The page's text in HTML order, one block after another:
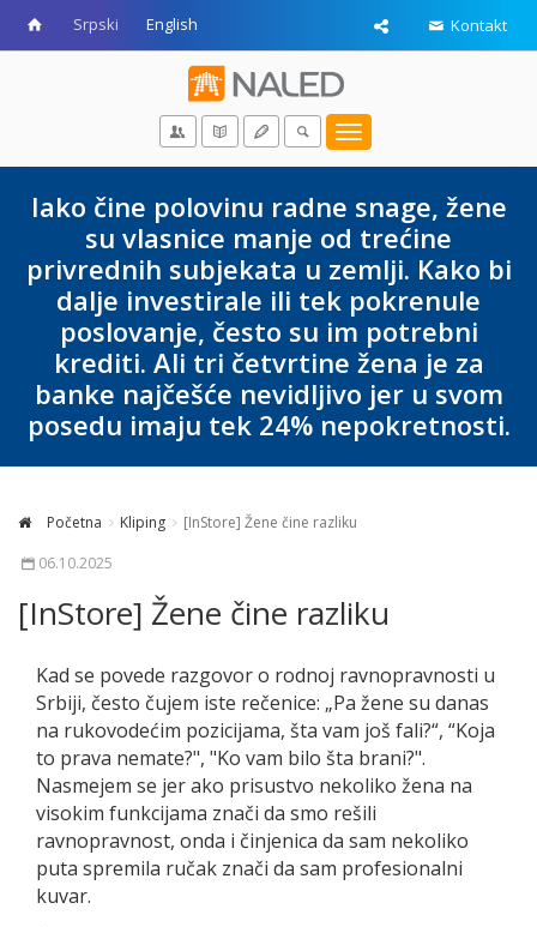
Srpski English Kontakt
Toggle
navigation
Iako čine polovinu radne snage, žene
su vlasnice manje od trećine
privrednih subjekata u zemlji. Kako bi
dalje investirale ili tek pokrenule
poslovanje, često su im potrebni
krediti. Ali tri četvrtine žena je za
banke najčešće nevidljivo jer u svom
posedu imaju tek 24% nepokretnosti.
Početna Kliping
[InStore] Žene čine razliku
06.10.2025
[InStore] Žene čine razliku
Kad se povede razgovor o rodnoj ravnopravnosti u
Srbiji, često čujem iste rečenice: „Pa žene su danas
na rukovodećim pozicijama, šta vam još fali?“, “Koja
to prava nemate?", "Ko vam bilo šta brani?".
Nasmejem se jer ako prisustvo nekoliko žena na
visokim funkcijama znači da smo rešili
ravnopravnost, onda i činjenica da sam nekoliko
puta spremila ručak znači da sam profesionalni
kuvar.